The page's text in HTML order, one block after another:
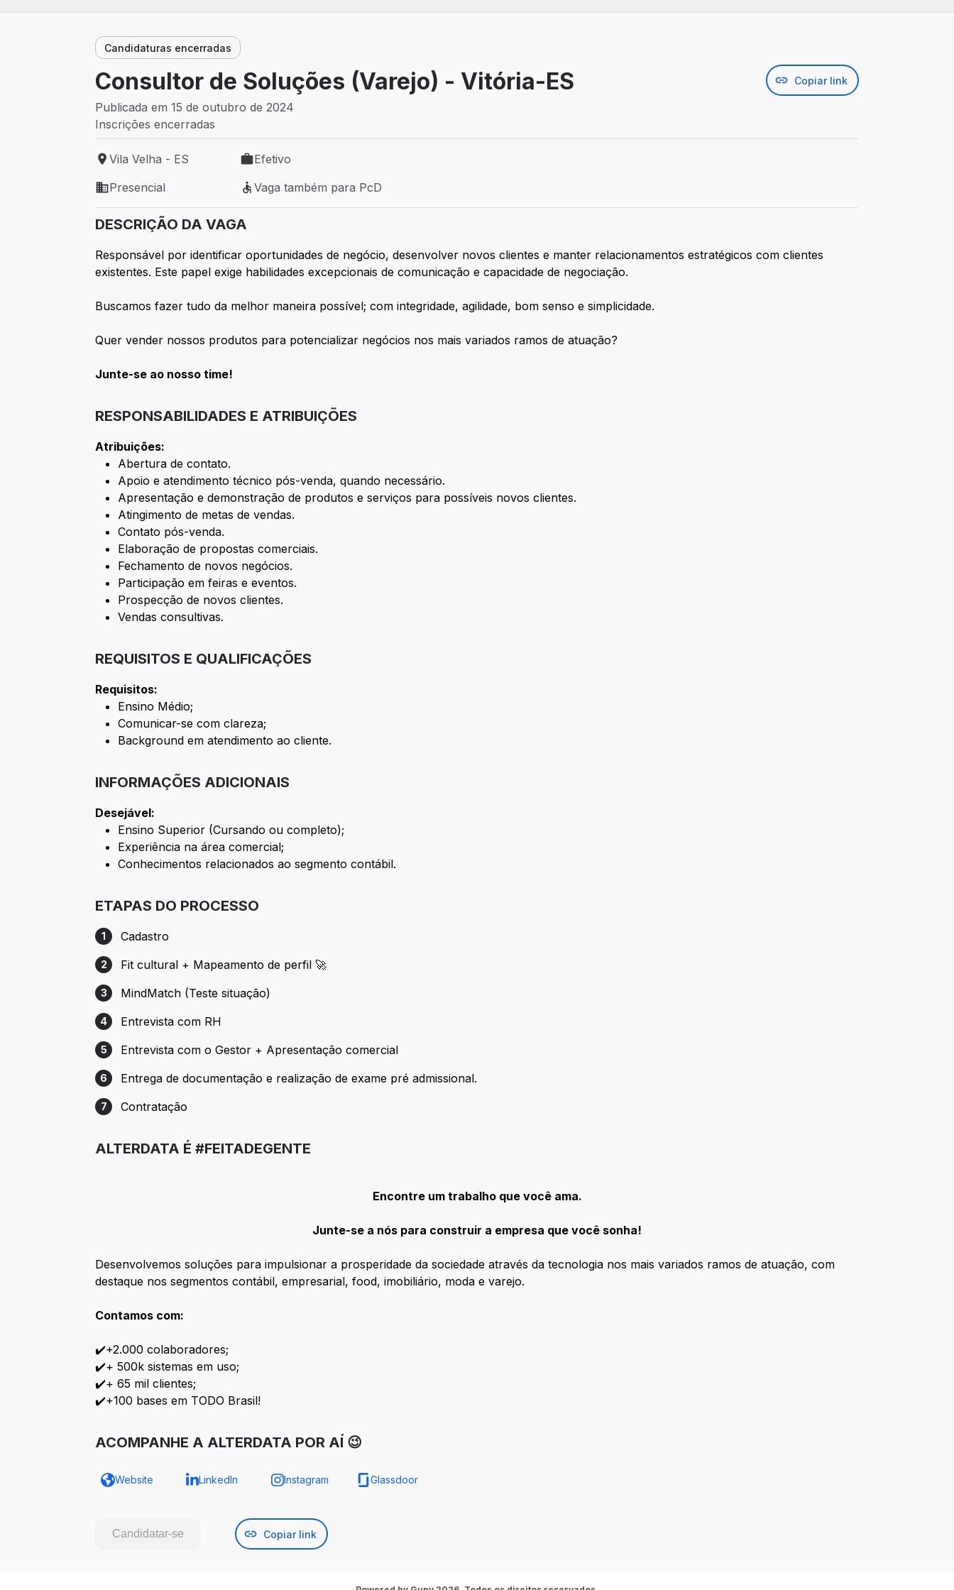
Candidaturas encerradas
Consultor de Soluções (Varejo) - Vitória-ES Copiar link
Publicada em 15 de outubro de 2024
Inscrições encerradas
Local de trabalho: Vila Velha - ES
Vila Velha - ES
Tipo de vaga: Efetivo
Efetivo
Modelo de trabalho: Presencial
Presencial
Vaga também para PcD
Vaga também para PcD
DESCRIÇÃO DA VAGA
Responsável por identificar oportunidades de negócio, desenvolver novos clientes e manter relacionamentos estratégicos com clientes
existentes. Este papel exige habilidades excepcionais de comunicação e capacidade de negociação.
Buscamos fazer tudo da melhor maneira possível; com integridade, agilidade, bom senso e simplicidade.
Quer vender nossos produtos para potencializar negócios nos mais variados ramos de atuação?
Junte-se ao nosso time!
RESPONSABILIDADES E ATRIBUIÇÕES
Atribuições:
Abertura de contato.
Apoio e atendimento técnico pós-venda, quando necessário.
Apresentação e demonstração de produtos e serviços para possíveis novos clientes.
Atingimento de metas de vendas.
Contato pós-venda.
Elaboração de propostas comerciais.
Fechamento de novos negócios.
Participação em feiras e eventos.
Prospecção de novos clientes.
Vendas consultivas.
REQUISITOS E QUALIFICAÇÕES
Requisitos:
Ensino Médio;
Comunicar-se com clareza;
Background em atendimento ao cliente.
INFORMAÇÕES ADICIONAIS
Desejável:
Ensino Superior (Cursando ou completo);
Experiência na área comercial;
Conhecimentos relacionados ao segmento contábil.
ETAPAS DO PROCESSO
Etapa 1: Cadastro
1 Cadastro
Etapa 2: Fit cultural + Mapeamento de perfil 🚀
2 Fit cultural + Mapeamento de perfil 🚀
Etapa 3: MindMatch (Teste situação)
3 MindMatch (Teste situação)
Etapa 4: Entrevista com RH
4 Entrevista com RH
Etapa 5: Entrevista com o Gestor + Apresentação comercial
5 Entrevista com o Gestor + Apresentação comercial
Etapa 6: Entrega de documentação e realização de exame pré admissional.
6 Entrega de documentação e realização de exame pré admissional.
Etapa 7: Contratação
7 Contratação
ALTERDATA É #FEITADEGENTE
Encontre um trabalho que você ama.
Junte-se a nós para construir a empresa que você sonha!
Desenvolvemos soluções para impulsionar a prosperidade da sociedade através da tecnologia nos mais variados ramos de atuação, com
destaque nos segmentos contábil, empresarial, food, imobiliário, moda e varejo.
Contamos com:
✔️+2.000 colaboradores;
✔️+ 500k sistemas em uso;
✔️+ 65 mil clientes;
✔️+100 bases em TODO Brasil!
ACOMPANHE A ALTERDATA POR AÍ 😉
Website LinkedIn Instagram Glassdoor
Candidatar-se Copiar link